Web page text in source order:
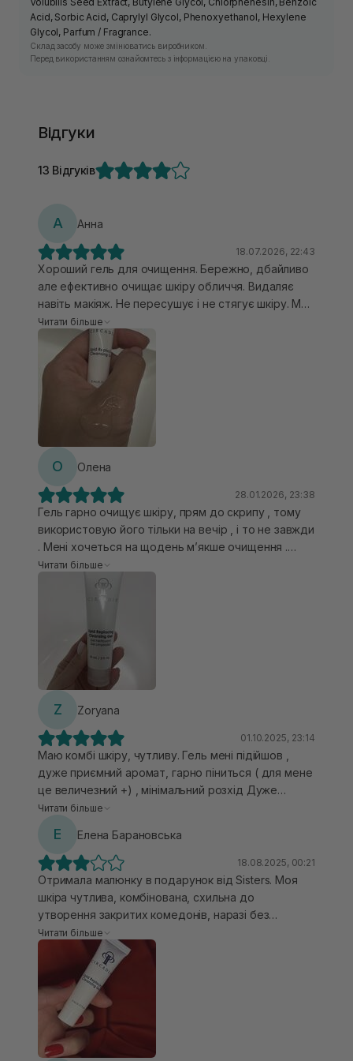
Acid, Sorbic Acid, Caprylyl Glycol, Phenoxyethanol, Hexylene
Glycol, Parfum / Fragrance.
Склад засобу може змінюватись виробником.
Перед використанням ознайомтесь з інформацією на упаковці.
Відгуки
13 Відгуків
А Анна
18.07.2026, 22:43
Хороший гель для очищення. Бережно, дбайливо
але ефективно очищає шкіру обличчя. Видаляє
навіть макіяж. Не пересушує і не стягує шкіру. Має
заспокійливий ефект, сприяє відновленню та
зволоженню шкіри. Має ледь відчутний запах,
прозорого кольору. Гель вартий уваги. Єдиний
недолік для мене це не низька вартість.
Читати більше
О Олена
28.01.2026, 23:38
Гель гарно очищує шкіру, прям до скрипу , тому
використовую його тільки на вечір , і то не завжди
. Мені хочеться на щодень мʼякше очищення .
Дуже гарно піниться , але в розмірі 60 мл,
дозатор трішки не подобається, дуже багато
Читати більше
Z Zoryana
01.10.2025, 23:14
Маю комбі шкіру, чутливу. Гель мені підійшов ,
дуже приємний аромат, гарно піниться ( для мене
це величезний +) , мінімальний розхід Дуже
добре очищає шкіру , не пересушує. Висипання
думаю чергувати гель з більш мʼякшим)
Читати більше
Е Елена Барановська
18.08.2025, 00:21
Отримала малюнку в подарунок від Sisters. Моя
шкіра чутлива, комбінована, схильна до
утворення закритих комедонів, наразі без
активних висипань. ❤️ Гель прозорого кольору,
густий, утворюється приємна піна при
намилюванні. Аромат засобу легкий, косметичний.
Використовувала як другий етап очищення - після
гідрофільної олії. Очищення в засобу досить
інтенсивне, після вмивання відчувала легке
стягнення, тому наносила спрей-міст від UIQ для
відновлення шкіри. 🙌🏼 Для моєї шкіри хотілось
Читати більше